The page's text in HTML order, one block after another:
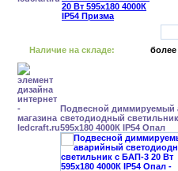
Наличие на складе: более
Подвесной диммируемый
светодиодный
595x180 4000К IP54 Опал